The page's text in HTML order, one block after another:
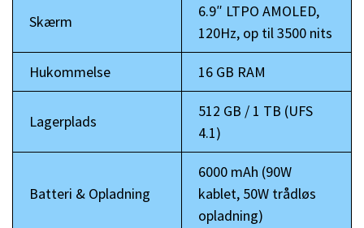
Skærm
6.9″ LTPO AMOLED,
120Hz, op til 3500 nits
Hukommelse 16 GB RAM
Lagerplads
512 GB / 1 TB (UFS
4.1)
Batteri & Opladning
6000 mAh (90W
kablet, 50W trådløs
opladning)